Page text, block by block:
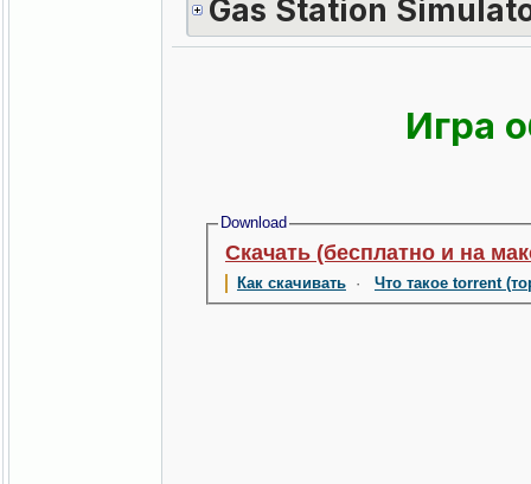
Gas Station
Игра
Download
Скачать (бесплатно и на
Как скачивать· Что такое torrent